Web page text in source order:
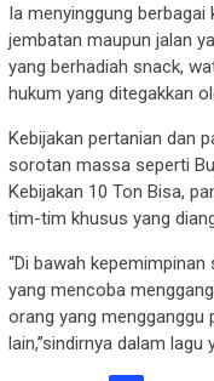
Ia menyinggung berbagai
jembatan maupun jalan
yang berhadiah snack,
hukum yang ditegakkan
Kebijakan pertanian dan
sorotan massa seperti
Kebijakan 10 Ton Bisa,
tim-tim khusus yang
“Di bawah
yang mencoba
orang yang mengganggu
lain,”sindirnya dalam lagu